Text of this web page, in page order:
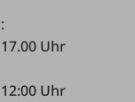
Uhr
Uhr